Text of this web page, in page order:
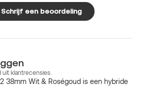
Schrijf een beoordeling
klantrecensies.
38mm Wit & Roségoud is een hybride